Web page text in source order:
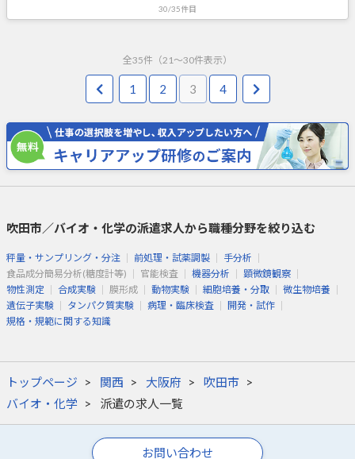
30/35件目
全35件（21 ～30件表示）
1 2 3 4
吹田市／バイオ・化学の派遣求人から職種分野を絞り込む
秤量・サンプリング・分注 前処理・試薬調製
手分析
食品成分簡易分析(糖度計等)
官能検査 機器分析
顕微鏡観察
物性測定
合成実験 膜形成 動物実験 細胞培養・分取
微生物培養
遺伝子実験
タンパク質実験 病理・臨床検査
開発・試作
規格・規範に関する知識
トップページ 関西 大阪府
吹田市
バイオ・化学
派遣の求人一覧
お問い合わせ